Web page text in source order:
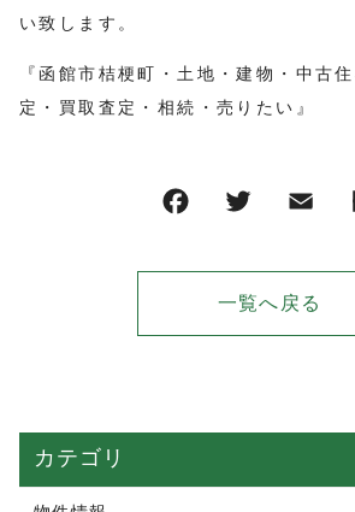
い致します。
『函館市桔梗町・土地・建物・中古
定・買取査定・相続・売りたい』
一覧へ戻る
カテゴリ